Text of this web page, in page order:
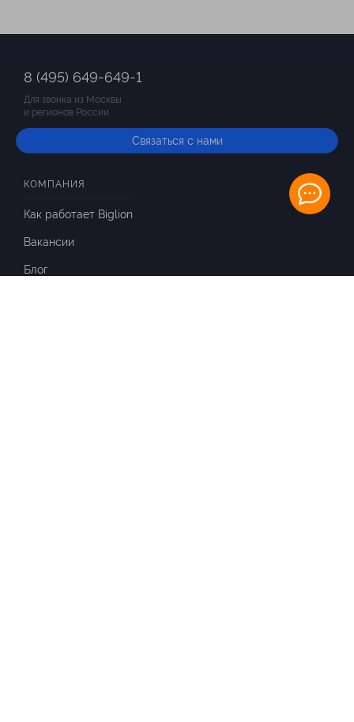
8 (495) 649-649-1
Для звонка из Москвы
и регионов России
Связаться с нами
КОМПАНИЯ
Как работает Biglion
Вакансии
Блог